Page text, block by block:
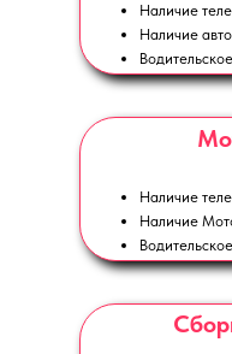
Наличие
Наличие
Наличие
Наличие